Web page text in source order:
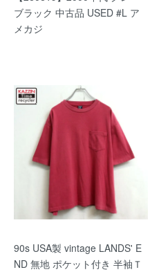
ブラック 中古品 USED #L ア
メカジ
90s USA製 vintage LANDS' E
ND 無地 ポケット付き 半袖Ｔ